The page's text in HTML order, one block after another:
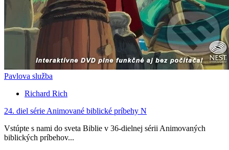
Pavlova služba
Richard Rich
24. diel série Animované biblické príbehy N
Vstúpte s nami do sveta Biblie v 36-dielnej sérii Animovaných
biblických príbehov...